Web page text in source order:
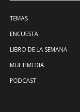
TEMAS
ENCUESTA
LIBRO DE LA SEMANA
MULTIMEDIA
PODCAST